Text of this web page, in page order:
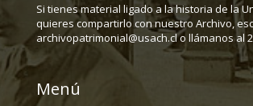
Si tienes material ligado a la historia de la
quieres compartirlo con nuestro Archivo,
archivopatrimonial@usach.cl o llámanos al
Menú